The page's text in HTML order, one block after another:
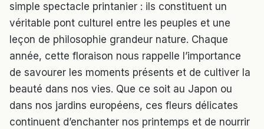
simple spectacle printanier : ils constituent un
véritable pont culturel entre les peuples et une
leçon de philosophie grandeur nature. Chaque
année, cette floraison nous rappelle l’importance
de savourer les moments présents et de cultiver la
beauté dans nos vies. Que ce soit au Japon ou
dans nos jardins européens, ces fleurs délicates
continuent d’enchanter nos printemps et de nourrir